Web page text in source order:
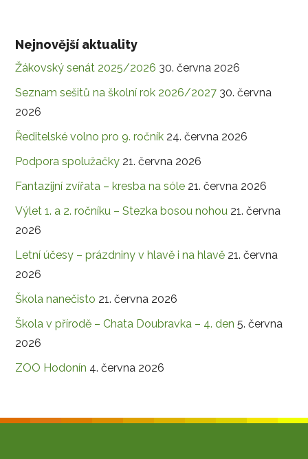
Nejnovější aktuality
Žákovský senát 2025/2026 30. června 2026
Seznam sešitů na školní rok 2026/2027 30. června
2026
Ředitelské volno pro 9. ročník 24. června 2026
Podpora spolužačky 21. června 2026
Fantazijní zvířata – kresba na sóle 21. června 2026
Výlet 1. a 2. ročníku – Stezka bosou nohou 21. června
2026
Letní účesy – prázdniny v hlavě i na hlavě 21. června
2026
Škola nanečisto 21. června 2026
Škola v přírodě – Chata Doubravka – 4. den 5. června
2026
ZOO Hodonín 4. června 2026